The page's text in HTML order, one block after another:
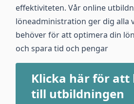
effektiviteten. Vår online
löneadministration ger dig alla
behöver för att optimera din
och spara tid och pengar
Klicka här för att
till utbildningen